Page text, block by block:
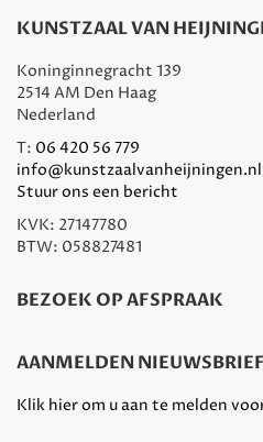
KUNSTZAAL VAN
Koninginnegracht 139
2514 AM Den Haag
Nederland
T: 06 420 56 779
info@kunstzaalvanheijningen.nl
Stuur ons een bericht
KVK: 27147780
BTW: 058827481
BEZOEK OP AFSPRAAK
AANMELDEN NIEUWSBRIEF
Klik hier om u aan te melden